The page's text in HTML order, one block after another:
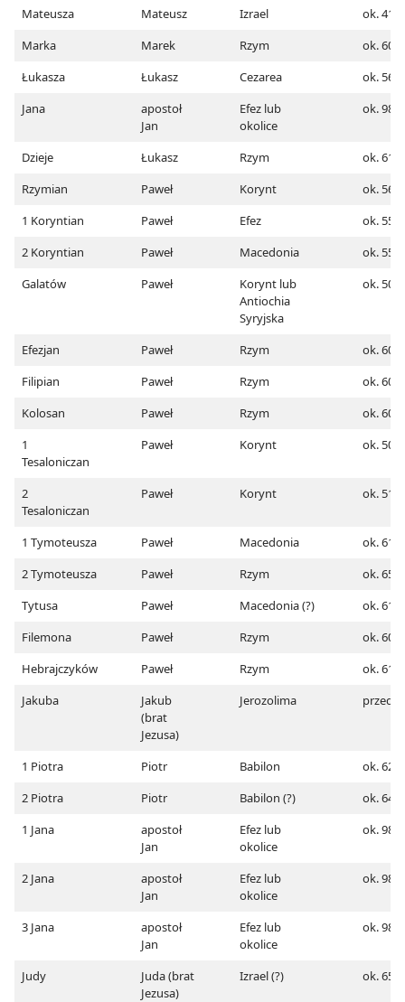
Mateusza Mateusz Izrael
ok. 41
Marka
Marek Rzym
ok. 60-
Łukasza
Łukasz Cezarea
ok. 56-
Jana
apostoł
Jan
Efez lub
okolice
ok. 98
Dzieje Łukasz Rzym
ok. 61
Rzymian
Paweł Korynt
ok. 56
1 Koryntian
Paweł Efez
ok. 55
2 Koryntian
Paweł Macedonia
ok. 55
Galatów
Paweł
Korynt lub
Antiochia
Syryjska
ok. 50-
Efezjan Paweł Rzym
ok. 60-
Filipian
Paweł Rzym
ok. 60-
Kolosan
Paweł Rzym
ok. 60-
1
Tesaloniczan
Paweł Korynt ok. 50
2
Tesaloniczan
Paweł Korynt ok. 51
1 Tymoteusza Paweł Macedonia
ok. 61-
2 Tymoteusza
Paweł Rzym
ok. 65
Tytusa
Paweł Macedonia (?)
ok. 61-
Filemona
Paweł Rzym
ok. 60-
Hebrajczyków
Paweł Rzym
ok. 61
Jakuba
Jakub
(brat
Jezusa)
Jerozolima przed
1 Piotra Piotr Babilon
ok. 62-
2 Piotra
Piotr Babilon (?)
ok. 64
1 Jana
apostoł
Jan
Efez lub
okolice
ok. 98
2 Jana
apostoł
Jan
Efez lub
okolice
ok. 98
3 Jana
apostoł
Jan
Efez lub
okolice
ok. 98
Judy
Juda (brat
Jezusa)
Izrael (?) ok. 65